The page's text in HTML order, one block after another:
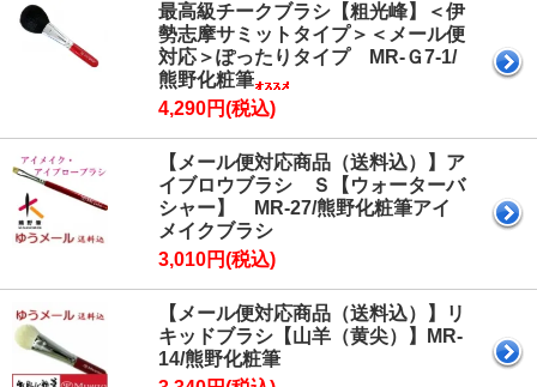
最高級チークブラシ【粗光峰】＜伊
勢志摩サミットタイプ＞＜メール便
対応＞ぽったりタイプ MR-Ｇ7-1/
熊野化粧筆
4,290円(税込)
【メール便対応商品（送料込）】ア
イブロウブラシ Ｓ【ウォーターバ
シャー】 MR-27/熊野化粧筆アイ
メイクブラシ
3,010円(税込)
【メール便対応商品（送料込）】リ
キッドブラシ【山羊（黄尖）】MR-
14/熊野化粧筆